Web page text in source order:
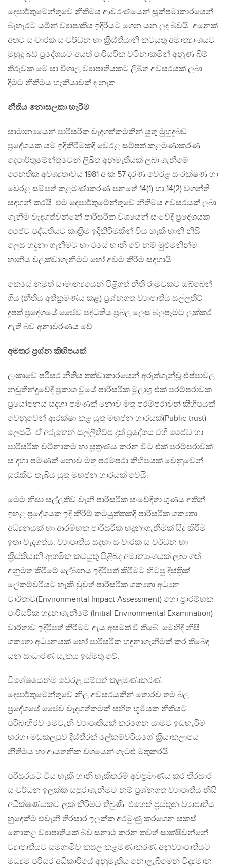
දෙපාර්තුමේන්තුවේ නීතිමය ආවරණයෙන් සූක්ෂමාකාරයෙන්
බැහැරට යමින් ව්‍යාපෘතිය ඉදිරියට ගෙන යන ලද බවයි. අනෙක්
අතට සංචාරක සංවර්ධන හා ක‍්‍රිස්තියානි කටයුතු අමාත්‍යාංශයට
මුහුදු බඩ ප‍්‍රදේශයට අයත් පාරිසරික වටිනාකමින් අනූණ බිම්
තීරුවක මේ සා විශාල ව්‍යාපෘතියකට ලිඛිත අවසරයක් ලබා
දීමට නීතිමය හැකියාවක් ද නැත.
නීතිය නොසලකා හැරීම
සාමාන්‍යයෙන් පාරිසරික වැදගත්කමකින් යුතු මුහුදුබඩ
ප‍්‍රදේශයක යම් ඉදිකිරීමකදී වෙරළ සම්පත් කළමණාකරණ
දෙපාර්තුමේන්තුවෙන් ලිඛිත අනුමැතියක් ලබා ගැනීමේ
නෛතික අවශ්‍යතාවය 1981 අංක 57 දරණ වෙරළ සංරක්ෂණ හා
වෙරළ සම්පත් කළමණාකරණ පනතේ 14(1) හා 14(2) වගන්ති
සදහන් කරයි. එම දෙපාර්තුමේන්තුවේ නීතිමය අවසරයක් ලබා
ගැනීම වැදගත්වන්නේ පාරිසරික වශයෙන් සංවේදී ප‍්‍රදේශයක
ජෛව පද්ධතියට කෘත‍්‍රිම ඉදිකිරීමකින් විය හැකි හානි නිසි
ලෙස හදුනා ගැනීමට හා එසේ හානි වේ නම් මුළුමනින්ම
හානිය වලක්වාගැනීමට හෝ අවම කිරීම සදහායි.
කෙසේ නමුත් සාමාන්‍යයෙන් පිළිගත් නීති රාමුවකට ඔබ්බෙන්
ගිය (නීතිය අතික‍්‍රමණය කළ) ප‍්‍රශ්නගත ව්‍යාපෘතිය සල්ලතිව්
දූපත් ප‍්‍රදේශයේ ජෛව පද්ධතිය ප‍්‍රබල ලෙස බලපෑමට ලක්කර
ඇති බව අනාවරණය වේ.
අමතර ප‍්‍රශ්න කිහිපයක්
ලංකාවේ පරිසර නීතිය තත්වාකාරයෙන් අරුත්ගැන්වූ එප්පාවල
නඩුතීන්දුවේදී ප‍්‍රකාශ වූයේ පාරිසරික මූලාශ‍්‍ර එක් පරම්පරාවක
ප‍්‍රයෝජනය සදහා පමණක් නොව මතු පරම්පරාවන් කිහිපයක්
වෙනුවෙන් ආරක්ෂා කළ යුතු මහජන භාරයක්(Public trust)
ලෙසයි. ඒ අරුතෙන් සල්ලිතිව්ප දූත් ප‍්‍රදේශය එහි ජෛව හා
පාරිසරික වටිනාකම හා සූත‍්‍රණය කරන විට එක් පරම්පරාවක්
ස`දහා පමණක් නොව මතු පරම්පරා කිහිපයක් වෙනුවෙන්
සුරැකිව තැබිය යුතු මහජන භාරයක් වෙයි.
මෙම නිසා සල්ලතිව් වැනි පාරිසරික සංවේදිතා ගුණය අතින්
ඉහළ ප‍්‍රදේශයක ඉදි කිරීම් කටයුත්තකදී පාරිසරික ශක්‍යතා
අධ්‍යනයක් හා ආරම්භක පාරිසරික හදුනාගැනීමක් සිදු කිරීම
ඉතා වැදගත්ය. ව්‍යාපෘතිය සදහා සංචාරක සංවර්ධන හා
ක‍්‍රිස්තියානි ආගමික කටයුතු පිළිබද අමාත්‍යාංශයක් ලබා ගත්
අනුමත කිරීමේ ලේඛනය ඉදිරිපත් කිරීමට හිටපු දිස්ත‍්‍රික්
ලේකම්වරියට හැකි වුවත් පාරිසරික ශක්‍යතා අධ්‍යන
වාර්තාව(Environmental Impact Assessment) හෝ ප‍්‍රාරම්භක
පාරිසරික හදුනාගැනීමේ (Initial Environmental Examination)
වාර්තාව ඉදිරිපත් කිරීමට ඇය අසමත් වී තිබේ. මෙහිදී නිසි
ශක්‍යතා අධ්‍යනයක් හෝ පාරිසරික හඳුනාගැනීමක් කර තිබේද
යන සාධාරණ සැකය ඉස්මතු වේ.
විශේෂයෙන්ම වෙරළ සම්පත් කළමණාකරණ
දෙපාර්තුමේන්තුවේ නිල අවසරයකින් තොරව තම බල
ප‍්‍රදේශයේ ජෛව වැදගත්කමක් සහිත භූමියක නීතියට
පරිබාහිරව මෙවැනි ව්‍යාපෘතියක් කරගෙන යාමට ඉඩහැරීම
හරහා මඩකලපුව දිස්ති‍්‍රක් ලේකම්වරියගේ ක‍්‍රියාකලාපය
නීිතිමය හා ආයතනික වශයෙන් ගැටළු මතුකරයි.
පරිසරයට විය හැකි හානි හැකිතරම් අවප‍්‍රමාණය කර තිරසාර
සංවර්ධන ඉලක්ක සපුරාගැනීමට නම් ප‍්‍රශ්නගත ව්‍යාපෘතිය නිසි
අධීක්ෂණයකට ලක් කිරීමට තිබුණි. එහෙත් ප‍්‍රස්තුන ව්‍යාපෘතිය
හුදෙක්ම එවැනි තිරසාර ඉලක්ක අරමුණු කරගෙන සකස්
නොකළ ව්‍යාපෘතියක් බව සනාථ කරන තවත් සාක්ෂිවන්නේ
ව්‍යාපෘතියට සමගාමීව කසල කළමණාකරණ අනුව්‍යාපෘතියට
මධ්‍යම පරිසර අධිකාරියේ අනුමැතිය නොලැබීමෙන් විද්‍යමාන